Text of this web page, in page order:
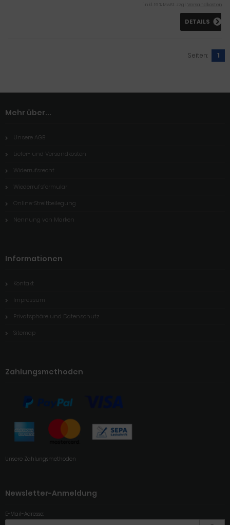
inkl. 19 % MwSt. zzgl. Versandkosten
DETAILS
Seiten: 1
Mehr über...
Unsere AGB
Liefer- und Versandkosten
Widerrufsrecht
Wiederrufsformular
Online-Streitbeilegung
Nennung von Marken
Informationen
Kontakt
Impressum
Privatsphäre und Datenschutz
Sitemap
Zahlungsmethoden
Unsere Zahlungsmethoden
Newsletter-Anmeldung
E-Mail-Adresse: